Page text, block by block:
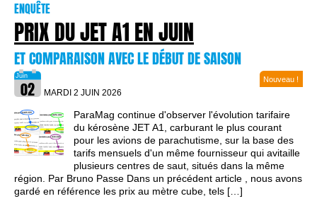
ENQUÊTE
PRIX DU JET A1 EN JUIN
ET COMPARAISON AVEC LE DÉBUT DE SAISON
MARDI 2 JUIN 2026
Nouveau !
ParaMag continue d'observer l'évolution tarifaire
du kérosène JET A1, carburant le plus courant
pour les avions de parachutisme, sur la base des
tarifs mensuels d'un même fournisseur qui avitaille
plusieurs centres de saut, situés dans la même
région. Par Bruno Passe Dans un précédent article , nous avons
gardé en référence les prix au mètre cube, tels […]